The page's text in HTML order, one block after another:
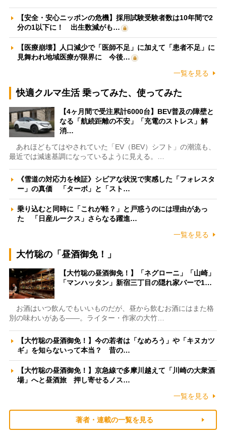
【安全・安心ニッポンの危機】採用試験受験者数は10年間で2
分の1以下に！ 出生数減がも…
【医療崩壊】人口減少で「医師不足」に加えて「患者不足」に
見舞われ地域医療が限界に 今後…
一覧を見る
快適クルマ生活 乗ってみた、使ってみた
【4ヶ月間で受注累計6000台】BEV普及の障壁と
なる「航続距離の不安」「充電のストレス」解
消…
あれほどもてはやされていた「EV（BEV）シフト」の潮流も、
最近では減速基調になっているように見える。…
《雪道の対応力を検証》シビアな状況で実感した「フォレスタ
ー」の真価 「ターボ」と「スト…
乗り込むと同時に「これが軽？」と戸惑うのには理由があっ
た 「日産ルークス」さらなる躍進…
一覧を見る
大竹聡の「昼酒御免！」
【大竹聡の昼酒御免！】「ネグローニ」「山崎」
「マンハッタン」新宿三丁目の隠れ家バーで1…
お酒はいつ飲んでもいいものだが、昼から飲むお酒にはまた格
別の味わいがある――。ライター・作家の大竹…
【大竹聡の昼酒御免！】今の若者は「なめろう」や「キヌカツ
ギ」を知らないって本当？ 昔の…
【大竹聡の昼酒御免！】京急線で多摩川越えて「川崎の大衆酒
場」へと昼酒旅 押し寄せるノス…
一覧を見る
著者・連載の一覧を見る